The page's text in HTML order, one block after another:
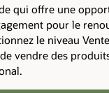
qui offre une
pour le
le niveau
vendre des